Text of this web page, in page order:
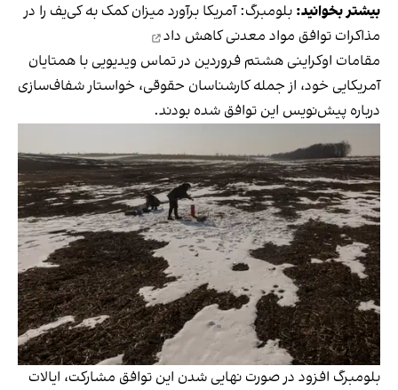
بیشتر بخوانید: بلومبرگ: آمریکا برآورد میزان کمک به کی‌یف را در
مذاکرات توافق مواد معدنی کاهش داد
مقامات اوکراینی هشتم فروردین در تماس ویدیویی با همتایان
آمریکایی خود، از جمله کارشناسان حقوقی، خواستار شفاف‌سازی
درباره پیش‌نویس این توافق شده بودند.
بلومبرگ افزود در صورت نهایی شدن این توافق مشارکت، ایالات